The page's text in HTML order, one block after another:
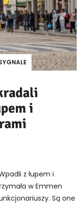
i
z łupem i
w Emmen
Są one